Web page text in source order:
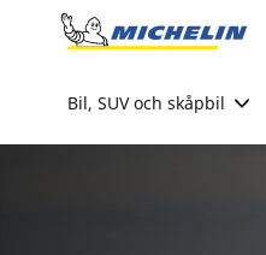
Go to page content
Bil, SUV och skåpbil